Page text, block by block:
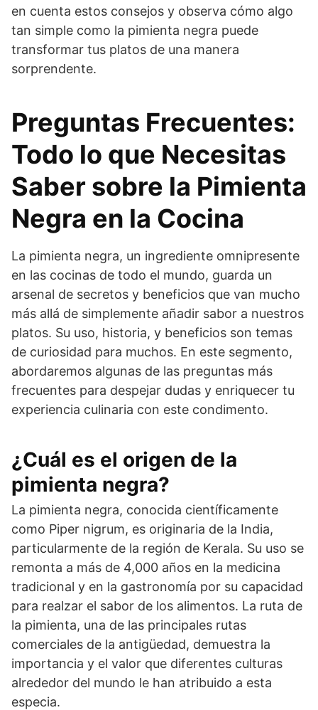
en cuenta estos consejos y observa cómo algo
tan simple como la pimienta negra puede
transformar tus platos de una manera
sorprendente.
Preguntas Frecuentes:
Todo lo que Necesitas
Saber sobre la Pimienta
Negra en la Cocina
La pimienta negra, un ingrediente omnipresente
en las cocinas de todo el mundo, guarda un
arsenal de secretos y beneficios que van mucho
más allá de simplemente añadir sabor a nuestros
platos. Su uso, historia, y beneficios son temas
de curiosidad para muchos. En este segmento,
abordaremos algunas de las preguntas más
frecuentes para despejar dudas y enriquecer tu
experiencia culinaria con este condimento.
¿Cuál es el origen de la
pimienta negra?
La pimienta negra, conocida científicamente
como Piper nigrum, es originaria de la India,
particularmente de la región de Kerala. Su uso se
remonta a más de 4,000 años en la medicina
tradicional y en la gastronomía por su capacidad
para realzar el sabor de los alimentos. La ruta de
la pimienta, una de las principales rutas
comerciales de la antigüedad, demuestra la
importancia y el valor que diferentes culturas
alrededor del mundo le han atribuido a esta
especia.